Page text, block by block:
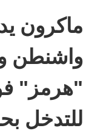
ماكرون
واشنطن
"هرمز"
للتدخل